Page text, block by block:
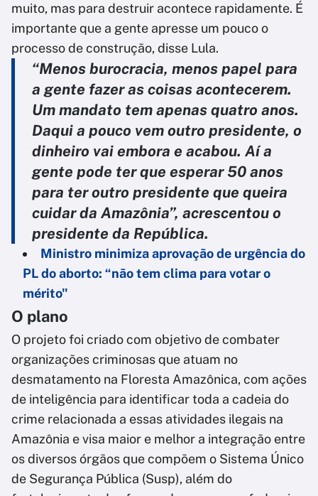
muito, mas para destruir acontece rapidamente. É
importante que a gente apresse um pouco o
processo de construção, disse Lula.
“Menos burocracia, menos papel para
a gente fazer as coisas acontecerem.
Um mandato tem apenas quatro anos.
Daqui a pouco vem outro presidente, o
dinheiro vai embora e acabou. Aí a
gente pode ter que esperar 50 anos
para ter outro presidente que queira
cuidar da Amazônia”, acrescentou o
presidente da República.
Ministro minimiza aprovação de urgência do
PL do aborto: “não tem clima para votar o
mérito"
O plano
O projeto foi criado com objetivo de combater
organizações criminosas que atuam no
desmatamento na Floresta Amazônica, com ações
de inteligência para identificar toda a cadeia do
crime relacionada a essas atividades ilegais na
Amazônia e visa maior e melhor a integração entre
os diversos órgãos que compõem o Sistema Único
de Segurança Pública (Susp), além do